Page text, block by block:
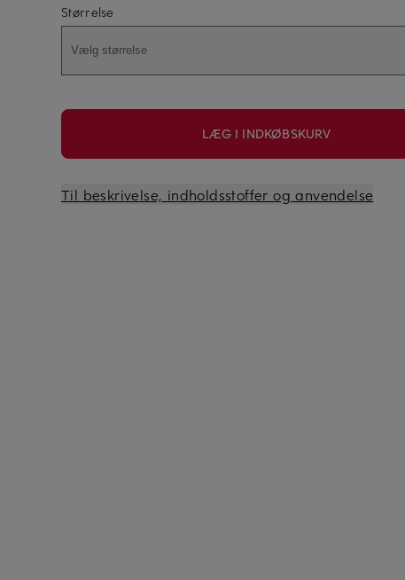
Størrelse
Vælg størrelse
LÆG I INDKØBSKURV
Til beskrivelse, indholdsstoffer og anvendelse